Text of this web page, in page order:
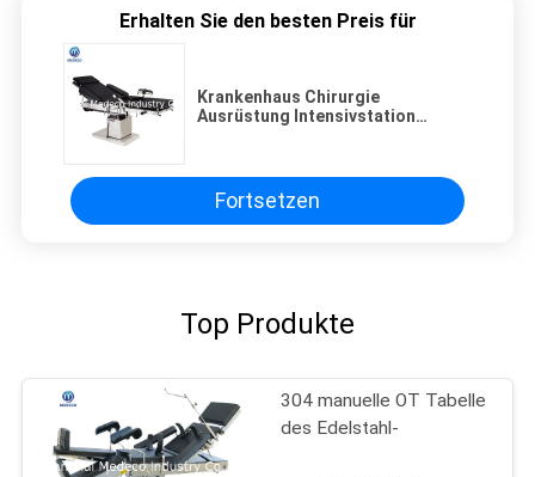
Erhalten Sie den besten Preis für
Krankenhaus Chirurgie
Ausrüstung Intensivstation
12B
Fortsetzen
Top Produkte
304 manuelle OT Tabelle
des Edelstahl-